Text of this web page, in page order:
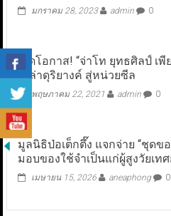
มกราคม 28, 2023 admin 0
เปิดโอกาส! “จ่าโท ยุทธศิลป์ เ
เหล่าดุริยางค์ สู่หน่วยซีล
พฤษภาคม 22, 2021 admin 0
มูลนิธิป่อเต็กตึ๊ง แจกจ่าย “ชุด
มอบของใช้จำเป็นแก่ผู้สูงวัยเท
เมษายน 15, 2026 aneaphong 0